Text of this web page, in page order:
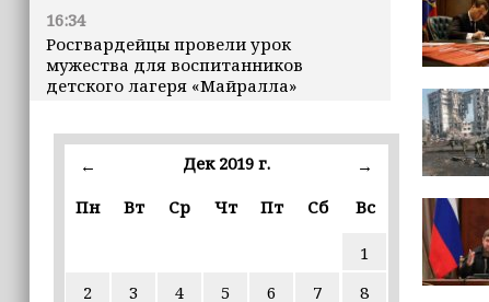
16:34
Росгвардейцы провели урок
мужества для воспитанников
детского лагеря «Майралла»
16:30
Дмитрий Чернышенко: Внутренний
въездной — на 20,1%
← Дек 2019 г.
→
Пн
Вт Ср Чт Пт Сб Вс
1
2
3 4 5 6 7 8